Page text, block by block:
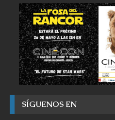
SÍGUENOS EN